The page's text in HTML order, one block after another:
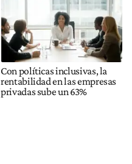
Con políticas inclusivas, la
rentabilidad en las empresas
privadas sube un 63%